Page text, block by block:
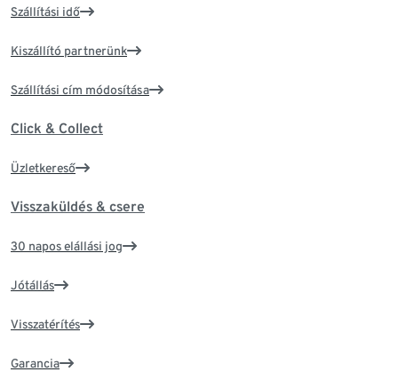
Szállítási idő
Kiszállító partnerünk
Szállítási cím módosítása
Click & Collect
Üzletkereső
Visszaküldés & csere
30 napos elállási jog
Jótállás
Visszatérítés
Garancia